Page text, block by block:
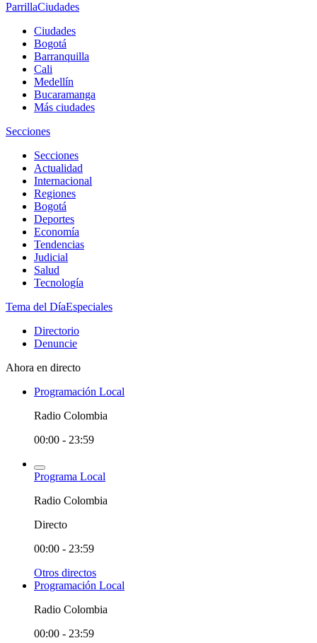
ParrillaCiudades
Ciudades
Bogotá
Barranquilla
Cali
Medellín
Bucaramanga
Más ciudades
Secciones
Secciones
Actualidad
Internacional
Regiones
Bogotá
Deportes
Economía
Tendencias
Judicial
Salud
Tecnología
Tema del DíaEspeciales
Directorio
Denuncie
Ahora en directo
Programación Local
Radio Colombia
00:00 - 23:59
Programa Local
Radio Colombia
Directo
00:00 - 23:59
Otros directos
Programación Local
Radio Colombia
00:00 - 23:59